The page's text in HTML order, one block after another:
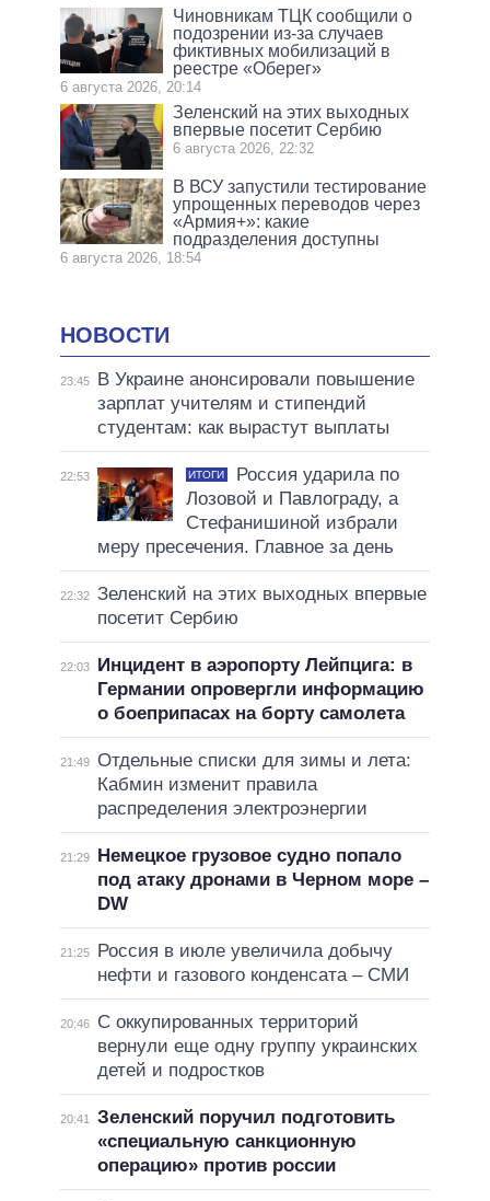
Чиновникам ТЦК сообщили о
подозрении из-за случаев
фиктивных мобилизаций в
реестре «Оберег»
6 августа 2026, 20:14
Зеленский на этих выходных
впервые посетит Сербию
6 августа 2026, 22:32
В ВСУ запустили тестирование
упрощенных переводов через
«Армия+»: какие
подразделения доступны
6 августа 2026, 18:54
НОВОСТИ
23:45
В Украине анонсировали повышение
зарплат учителям и стипендий
студентам: как вырастут выплаты
22:53 ИТОГИ
Россия ударила по
Лозовой и Павлограду, а
Стефанишиной избрали
меру пресечения. Главное за день
22:32 Зеленский на этих выходных впервые
посетит Сербию
22:03
Инцидент в аэропорту Лейпцига: в
Германии опровергли информацию
о боеприпасах на борту самолета
21:49 Отдельные списки для зимы и лета:
Кабмин изменит правила
распределения электроэнергии
21:29
Немецкое грузовое судно попало
под атаку дронами в Черном море –
DW
21:25
Россия в июле увеличила добычу
нефти и газового конденсата – СМИ
20:46
С оккупированных территорий
вернули еще одну группу украинских
детей и подростков
20:41
Зеленский поручил подготовить
«специальную санкционную
операцию» против россии